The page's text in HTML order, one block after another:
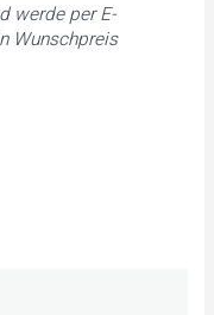
werde per E-
Wunschpreis